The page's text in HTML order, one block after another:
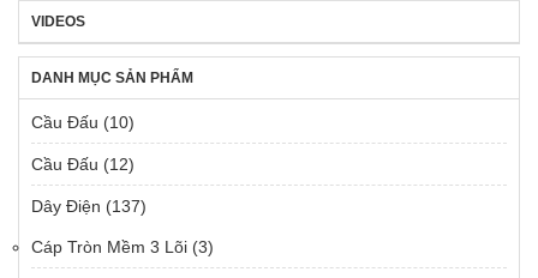
VIDEOS
DANH MỤC SẢN PHẨM
Cầu Đấu (10)
Cầu Đấu (12)
Dây Điện (137)
Cáp Tròn Mềm 3 Lõi (3)